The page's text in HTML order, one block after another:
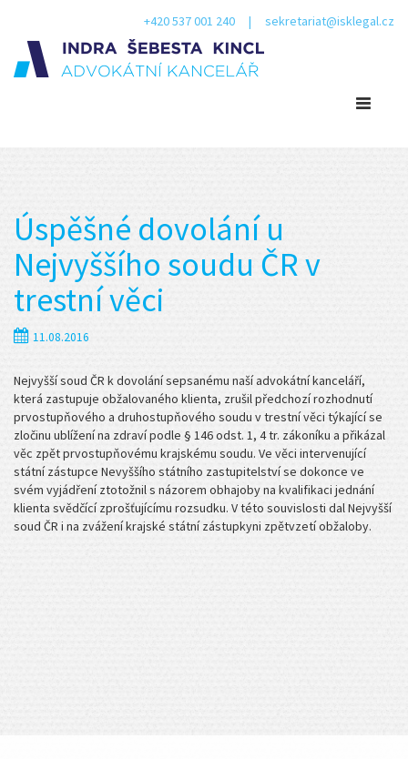
+420 537 001 240 | sekretariat@isklegal.cz
Úspěšné dovolání u
Nejvyššího soudu ČR v
trestní věci
11.08.2016
Nejvyšší soud ČR k dovolání sepsanému naší advokátní kanceláří,
která zastupuje obžalovaného klienta, zrušil předchozí rozhodnutí
prvostupňového a druhostupňového soudu v trestní věci týkající se
zločinu ublížení na zdraví podle § 146 odst. 1, 4 tr. zákoníku a přikázal
věc zpět prvostupňovému krajskému soudu. Ve věci intervenující
státní zástupce Nevyššího státního zastupitelství se dokonce ve
svém vyjádření ztotožnil s názorem obhajoby na kvalifikaci jednání
klienta svědčící zprošťujícímu rozsudku. V této souvislosti dal Nejvyšší
soud ČR i na zvážení krajské státní zástupkyni zpětvzetí obžaloby.